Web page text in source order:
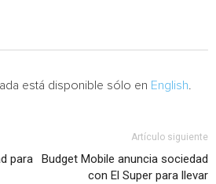
está disponible sólo en English
para
Artículo siguiente
Budget Mobile anuncia sociedad
con El Super para llevar